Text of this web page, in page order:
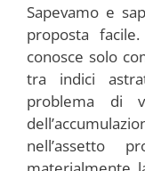
Sapevamo e
proposta
conosce solo
tra indici
problema di
nell’assetto